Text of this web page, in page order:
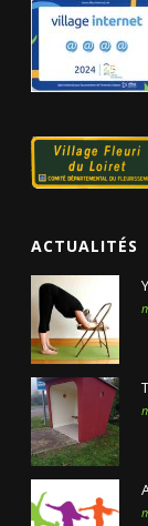
ACTUALITÉS